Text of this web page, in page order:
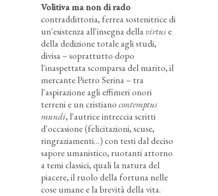
Volitiva ma non di rado
contraddittoria, ferrea sostenitrice di
un'esistenza all'insegna della virtuse
della dedizione totale agli studi,
divisa – soprattutto dopo
l'inaspettata scomparsa del marito, il
mercante Pietro Serina – tra
l'aspirazione agli effimeri onori
terreni e un cristiano contemptus
mundi, l'autrice intreccia scritti
d'occasione (felicitazioni, scuse,
ringraziamenti...) con testi dal deciso
sapore umanistico, ruotanti attorno
a temi classici, quali la natura del
piacere, il ruolo della fortuna nelle
cose umane e la brevità della vita.